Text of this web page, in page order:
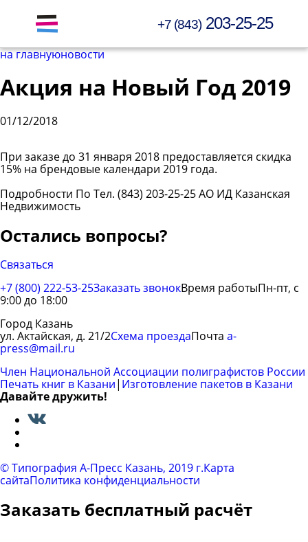
Открыть меню +7 (843)203-25-25
на главнуюновости
Акция на Новый Год 2019
01/12/2018
При заказе до 31 января 2018 предоставляется скидка
15% на брендовые календари 2019 года.
Подробности По Тел. (843) 203-25-25 АО ИД Казанская
Недвижимость
Остались вопросы?
Связаться
+7 (800) 222-53-25Заказать звонокВремя работыПн-пт, с
9:00 до 18:00
Город Казань
ул. Актайская, д. 21/2Схема проездаПочта a-
press@mail.ru
Член Национальной Ассоциации полиграфистов России
Печать книг в Казани| Изготовление пакетов в Казани
Давайте дружить!
Вконтакте
© Типография A-Пресс Казань, 2019 г.Карта
сайтаПолитика конфиденциальности
Заказать бесплатный расчёт